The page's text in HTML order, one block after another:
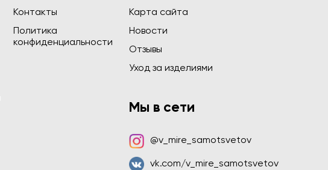
Контакты
Политика
конфиденциальности
Карта сайта
Новости
Отзывы
Уход за изделиями
Мы в сети
@v_mire_samotsvetov
vk.com/v_mire_samotsvetov